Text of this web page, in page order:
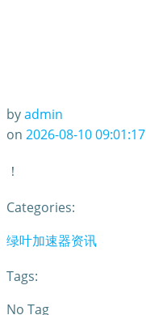
byadmin
on 2026-08-10 09:01:17
！
Categories:
绿叶加速器资讯
Tags:
No Tag